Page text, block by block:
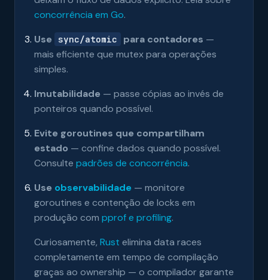
concorrência em Go.
Use
sync/atomic para contadores —
mais eficiente que mutex para operações
simples.
Imutabilidade — passe cópias ao invés de
ponteiros quando possível.
Evite goroutines que compartilham
estado — confine dados quando possível.
Consulte padrões de concorrência.
Use observabilidade — monitore
goroutines e contenção de locks em
produção com pprof e profiling.
Curiosamente, Rust elimina data races
completamente em tempo de compilação
graças ao ownership — o compilador garante